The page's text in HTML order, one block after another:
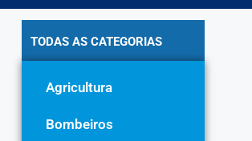
TODAS AS CATEGORIAS
Agricultura
Bombeiros